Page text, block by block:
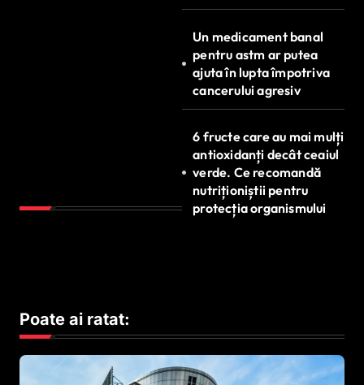
Un medicament banal
pentru astm ar putea
ajuta în lupta împotriva
cancerului agresiv
6 fructe care au mai mulți
antioxidanți decât ceaiul
verde. Ce recomandă
nutriționiștii pentru
protecția organismului
Poate ai ratat: